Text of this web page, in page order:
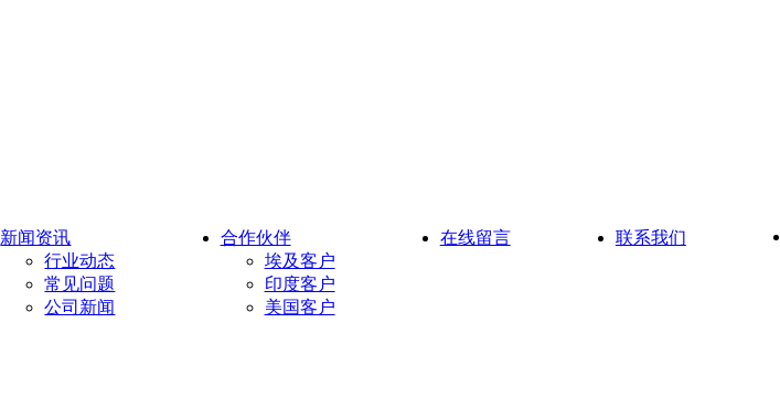
新闻资讯
行业动态
常见问题
公司新闻
合作伙伴
埃及客户
印度客户
美国客户
在线留言 联系我们